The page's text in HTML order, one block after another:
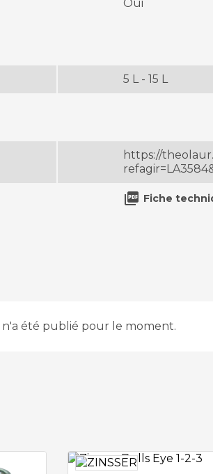
Oui
5 L - 15 L
https://
 Fiche
n'a été publié pour le moment.